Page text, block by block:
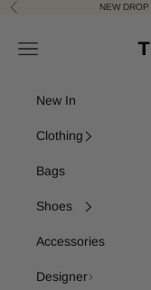
Skip to content
Previous NEW DROP
Navigation menu
New In
Clothing
Bags
Shoes
Accessories
Designer